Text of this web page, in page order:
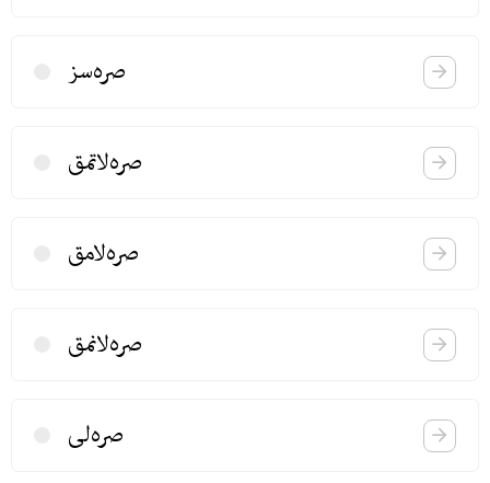
صره‌سز
صره‌لاتمق
صره‌لامق
صره‌لانمق
صره‌لی